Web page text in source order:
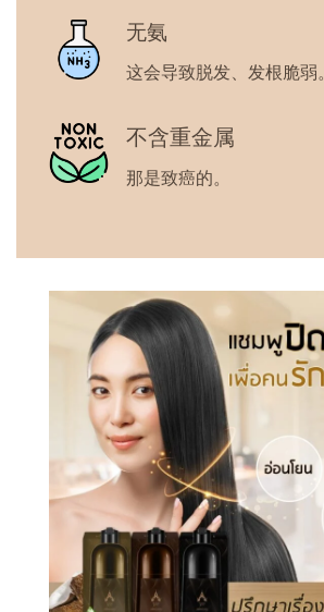
无氨
这会导致脱发、发根脆弱。
不含重金属
那是致癌的。